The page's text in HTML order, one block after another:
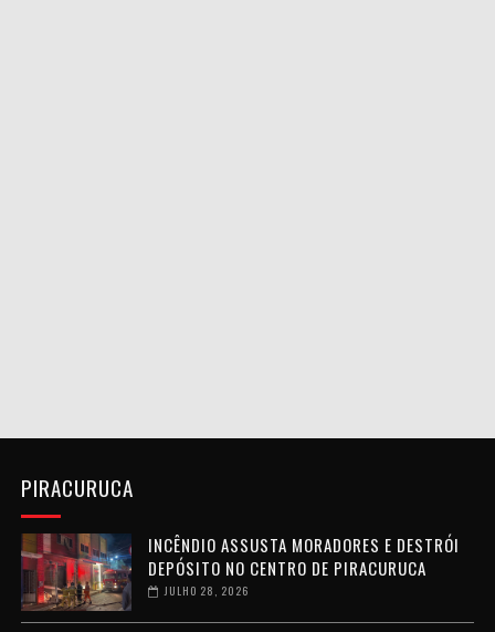
PIRACURUCA
INCÊNDIO ASSUSTA MORADORES E DESTRÓI
DEPÓSITO NO CENTRO DE PIRACURUCA
JULHO 28, 2026